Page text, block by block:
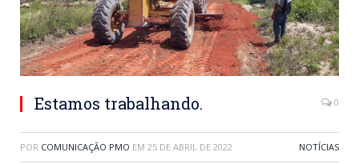
Estamos trabalhando. 0
POR COMUNICAÇÃO PMO EM 25 DE ABRIL DE 2022 NOTÍCIAS